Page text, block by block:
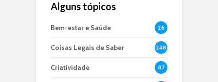
Alguns tópicos
Bem-estar e Saúde 26
Coisas Legais de Saber 248
Criatividade 87